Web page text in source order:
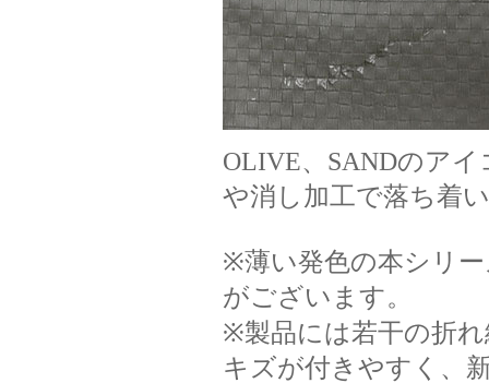
OLIVE、SANDのア
や消し加工で落ち着
※薄い発色の本シリ
がございます。
※製品には若干の折
キズが付きやすく、